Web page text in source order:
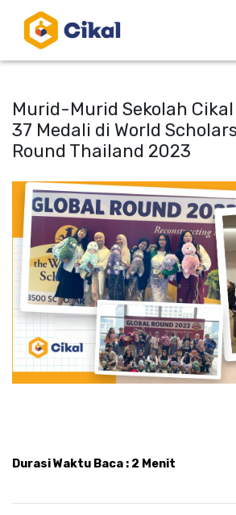
Murid-Murid Sekolah
37 Medali di World
Round Thailand 2023
Durasi Waktu Baca : 2 Menit